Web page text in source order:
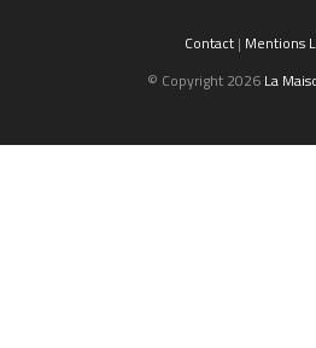
Contact| Mentions
© Copyright 2026 La